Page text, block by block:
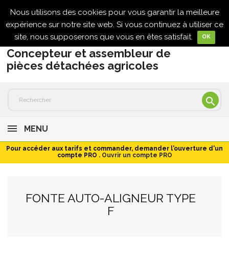
Nous utilisons des cookies pour vous garantir la meilleure
expérience sur notre site web. Si vous continuez à utiliser ce
site, nous supposerons que vous en êtes satisfait.
OK

Concepteur et assembleur de
pièces détachées agricoles

MENU
Pour accéder aux tarifs et commander, demander l'ouverture d'un
compte PRO .Ouvrir un compte PRO
FONTE AUTO-ALIGNEUR TYPE
F